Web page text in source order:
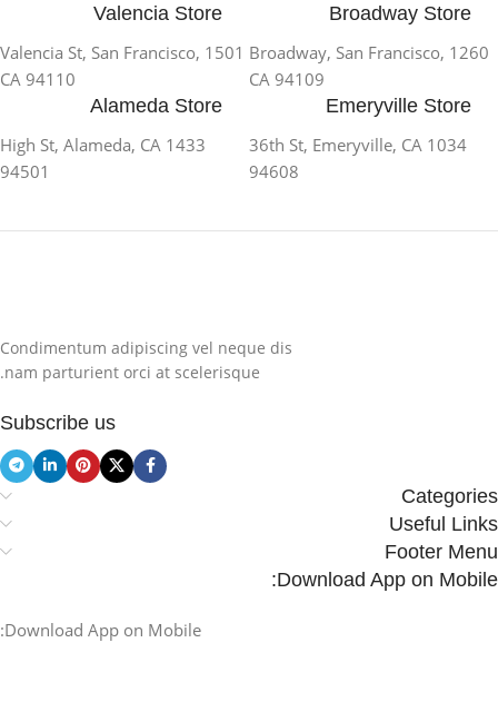
Broadway Store
1260 Broadway, San Francisco,
CA 94109
Valencia Store
1501 Valencia St, San Francisco,
CA 94110
Emeryville Store
1034 36th St, Emeryville, CA
94608
Alameda Store
1433 High St, Alameda, CA
94501
Condimentum adipiscing vel neque dis
nam parturient orci at scelerisque.
Subscribe us
Categories
Useful Links
Footer Menu
Download App on Mobile:
Download App on Mobile: